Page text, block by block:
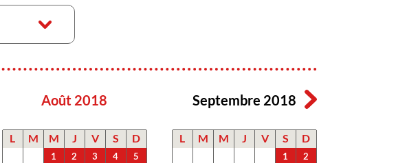
Août 2018
L M M J V S D
1 2 3 4
5
Septembre 2018
L M M J V S D
1
2